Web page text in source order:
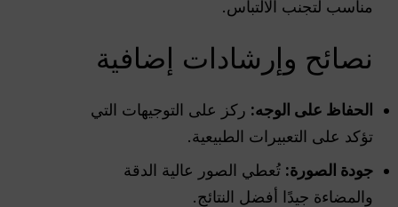
مناسب لتجنب الالتباس.
نصائح وإرشادات إضافية
الحفاظ على الوجه: ركز على التوجيهات التي
تؤكد على التعبيرات الطبيعية.
جودة الصورة: تُعطي الصور عالية الدقة
والمضاءة جيدًا أفضل النتائج.